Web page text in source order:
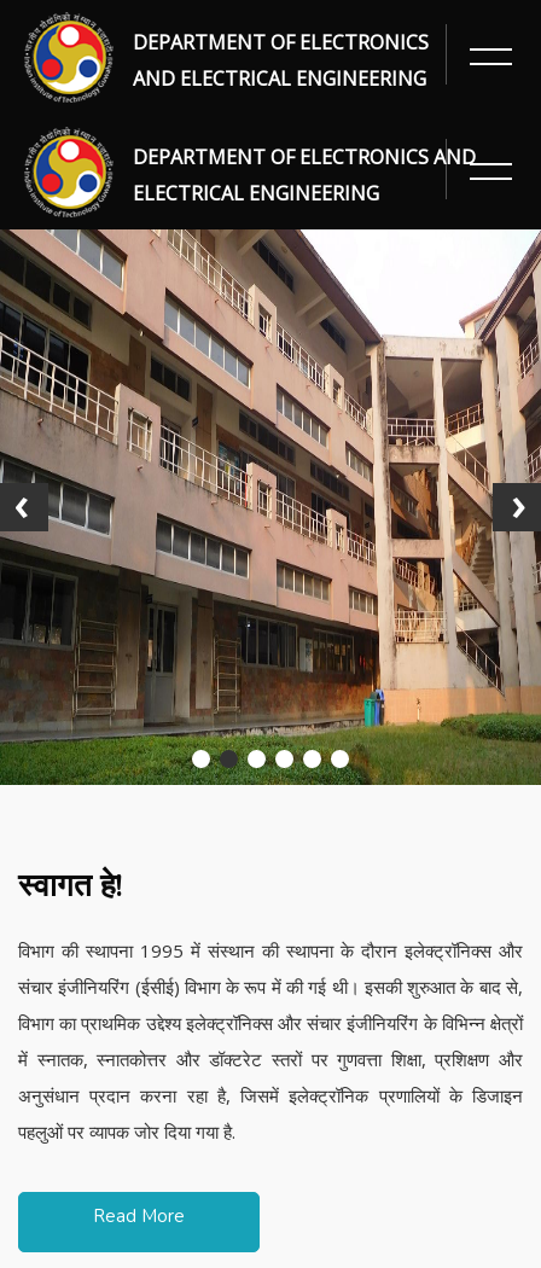
DEPARTMENT OF ELECTRONICS
AND ELECTRICAL ENGINEERING
DEPARTMENT OF ELECTRONICS AND
ELECTRICAL ENGINEERING
‹ ›
स्वागत हे!
विभाग की स्थापना 1995 में संस्थान की स्थापना के दौरान इलेक्ट्रॉनिक्स और
संचार इंजीनियरिंग (ईसीई) विभाग के रूप में की गई थी। इसकी शुरुआत के बाद से,
विभाग का प्राथमिक उद्देश्य इलेक्ट्रॉनिक्स और संचार इंजीनियरिंग के विभिन्न क्षेत्रों
में स्नातक, स्नातकोत्तर और डॉक्टरेट स्तरों पर गुणवत्ता शिक्षा, प्रशिक्षण और
अनुसंधान प्रदान करना रहा है, जिसमें इलेक्ट्रॉनिक प्रणालियों के डिजाइन
पहलुओं पर व्यापक जोर दिया गया है.
Read More